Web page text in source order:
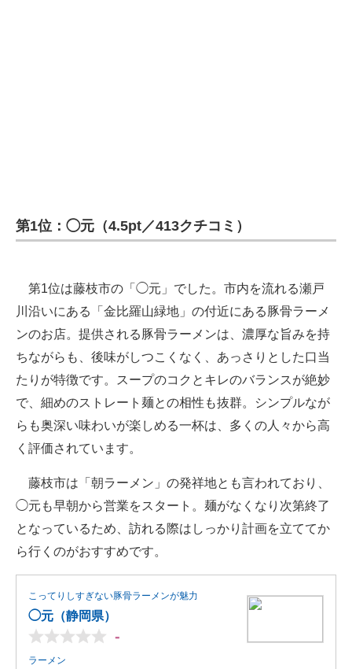
第1位：◯元（4.5pt／413クチコミ）
第1位は藤枝市の「◯元」でした。市内を流れる瀬戸
川沿いにある「金比羅山緑地」の付近にある豚骨ラーメ
ンのお店。提供される豚骨ラーメンは、濃厚な旨みを持
ちながらも、後味がしつこくなく、あっさりとした口当
たりが特徴です。スープのコクとキレのバランスが絶妙
で、細めのストレート麺との相性も抜群。シンプルなが
らも奥深い味わいが楽しめる一杯は、多くの人々から高
く評価されています。
藤枝市は「朝ラーメン」の発祥地とも言われており、
◯元も早朝から営業をスタート。麺がなくなり次第終了
となっているため、訪れる際はしっかり計画を立ててか
ら行くのがおすすめです。
こってりしすぎない豚骨ラーメンが魅力
◯元（静岡県）
-
ラーメン